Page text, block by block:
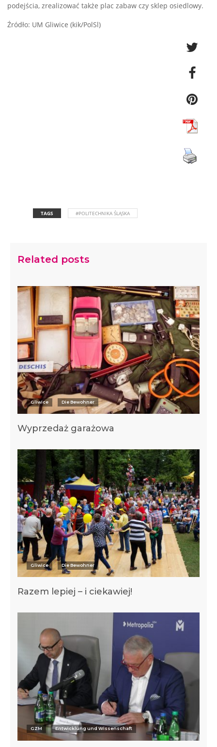
podejścia, zrealizować także plac zabaw czy sklep osiedlowy.
Źródło: UM Gliwice (kik/PolSl)
TAGS #POLITECHNIKA ŚLĄSKA
Related posts
Gliwice Die Bewohner
Wyprzedaż garażowa
Gliwice Die Bewohner
Razem lepiej – i ciekawiej!
GZM Entwicklung und Wissenschaft